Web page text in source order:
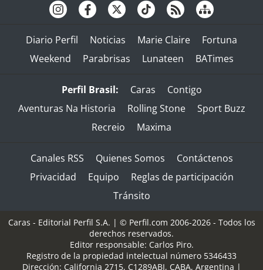
Diario Perfil Noticias Marie Claire
Fortuna
Weekend
Parabrisas Lunateen BATimes
Perfil Brasil: Caras
Contigo
Aventuras Na Historia
Rolling Stone
Sport Buzz
Recreio
Maxima
Canales RSS Quienes Somos
Contáctenos
Privacidad
Equipo
Reglas de participación
Tránsito
Caras - Editorial Perfil S.A. | © Perfil.com 2006-2026 - Todos los
derechos reservados.
Editor responsable: Carlos Piro.
Registro de la propiedad intelectual número 5346433
Dirección: California 2715, C1289ABI, CABA, Argentina |